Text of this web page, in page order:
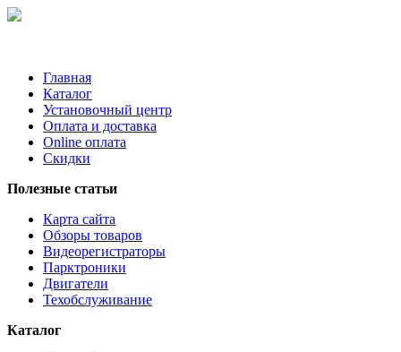
Главная
Каталог
Установочный центр
Оплата и доставка
Online оплата
Скидки
Полезные статьи
Карта сайта
Обзоры товаров
Видеорегистраторы
Парктроники
Двигатели
Техобслуживание
Каталог